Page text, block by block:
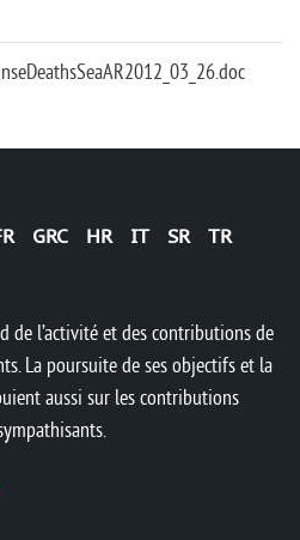
GRC HR IT SR TR
de l’activité et des contributions de
La poursuite de ses objectifs et la
aussi sur les contributions